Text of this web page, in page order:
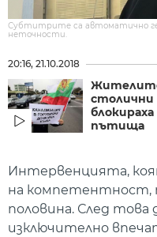
Субтитрите са автоматично
неточности.
20:16, 21.10.2018
столични
пътища
Интервенцията,
на компетентност,
половина. След това
изключително